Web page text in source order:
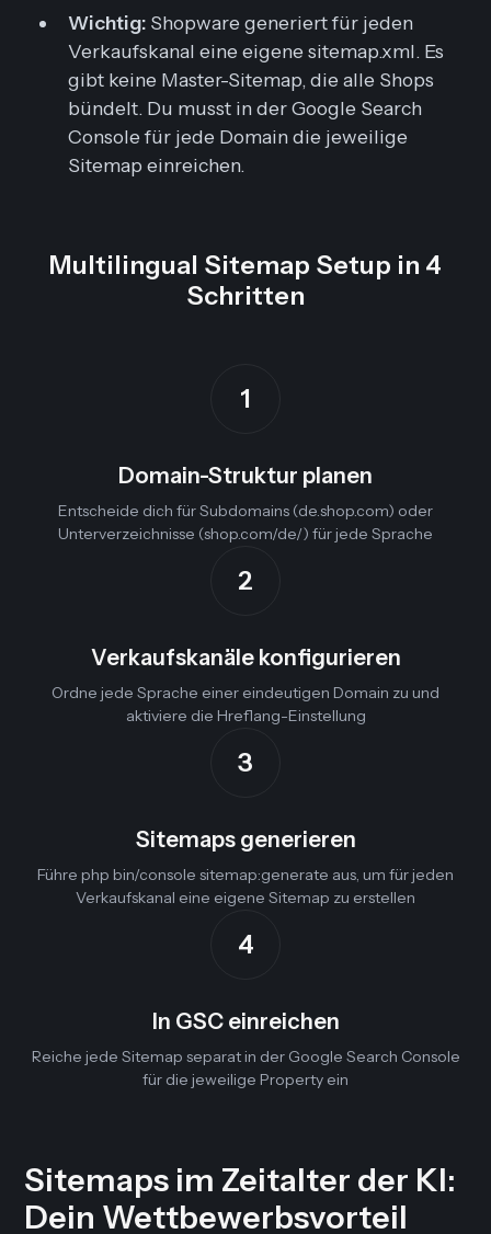
Wichtig: Shopware generiert für jeden
Verkaufskanal eineeigene sitemap.xml. Es
gibt keine Master-Sitemap, die alle Shops
bündelt. Du musst in der Google Search
Console für jede Domain die jeweilige
Sitemap einreichen.
Multilingual Sitemap Setup in 4
Schritten
1
Domain-Struktur planen
Entscheide dich für Subdomains (de.shop.com) oder
Unterverzeichnisse (shop.com/de/) für jede Sprache
2
Verkaufskanäle konfigurieren
Ordne jede Sprache einer eindeutigen Domain zu und
aktiviere die Hreflang-Einstellung
3
Sitemaps generieren
Führe php bin/console sitemap:generate aus, um für jeden
Verkaufskanal eine eigene Sitemap zu erstellen
4
In GSC einreichen
Reiche jede Sitemap separat in der Google Search Console
für die jeweilige Property ein
Sitemaps im Zeitalter der KI:
Dein Wettbewerbsvorteil